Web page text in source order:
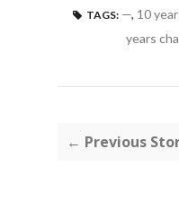
TAGS: —, 10
years
← Previous